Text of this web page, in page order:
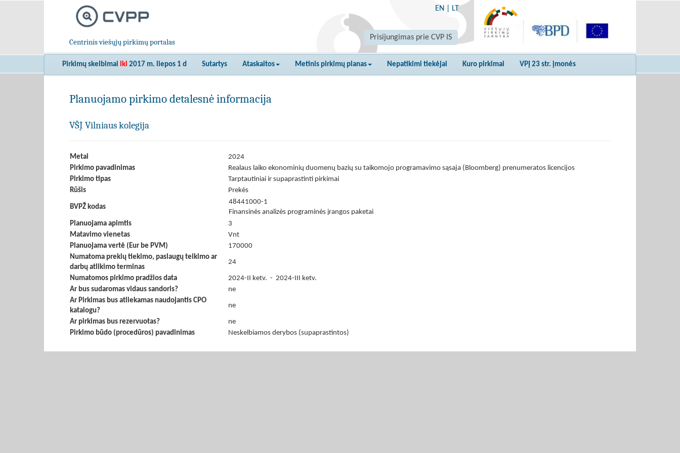
Centrinis viešųjų pirkimų portalas
EN LT
Prisijungimas prie CVP IS
Pirkimų skelbimai iki 2017 m. liepos 1 d Sutartys Ataskaitos Metinis pirkimų planas Nepatikimi tiekėjai Kuro pirkimai VPĮ 23 str. įmonės
Planuojamo pirkimo detalesnė informacija
VŠĮ Vilniaus kolegija
Metai
2024
Pirkimo pavadinimas
Realaus laiko ekonominių duomenų bazių su taikomojo programavimo sąsaja (Bloomberg) prenumeratos licencijos
Pirkimo tipas
Tarptautiniai ir supaprastinti pirkimai
Rūšis
Prekės
BVPŽ kodas
48441000-1
Finansinės analizės programinės įrangos paketai
Planuojama apimtis
3
Matavimo vienetas
Vnt
Planuojama vertė (Eur be PVM)
170000
Numatoma prekių tiekimo, paslaugų teikimo ar
darbų atlikimo terminas
24
Numatomos pirkimo pradžios data
2024-II ketv. - 2024-III ketv.
Ar bus sudaromas vidaus sandoris?
ne
Ar Pirkimas bus atliekamas naudojantis CPO
katalogu?
ne
Ar pirkimas bus rezervuotas?
ne
Pirkimo būdo (procedūros) pavadinimas
Neskelbiamos derybos (supaprastintos)